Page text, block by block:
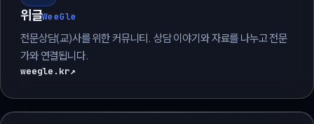
위글WeeGle
전문상담(교)사를 위한 커뮤니티. 상담 이야기와 자료를 나누고 전문
가와 연결됩니다.
weegle.kr↗